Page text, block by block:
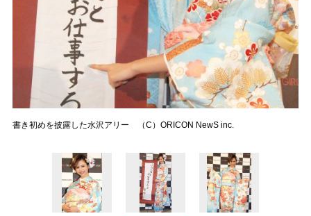
書き初めを披露した水沢アリー （C）ORICON NewS inc.